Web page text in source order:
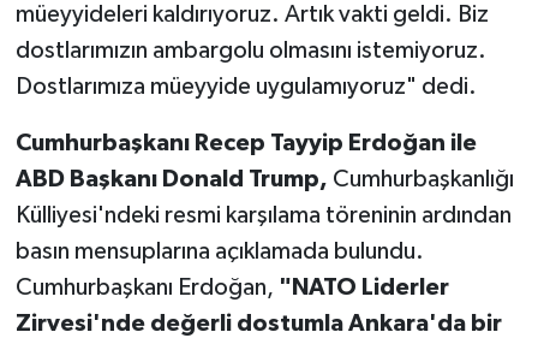
müeyyideleri kaldırıyoruz. Artık vakti geldi. Biz
dostlarımızın ambargolu olmasını istemiyoruz.
Dostlarımıza müeyyide uygulamıyoruz" dedi.
Cumhurbaşkanı Recep Tayyip Erdoğan ile
ABD Başkanı Donald Trump, Cumhurbaşkanlığı
Külliyesi'ndeki resmi karşılama töreninin ardından
basın mensuplarına açıklamada bulundu.
Cumhurbaşkanı Erdoğan, "NATO Liderler
Zirvesi'nde değerli dostumla Ankara'da bir